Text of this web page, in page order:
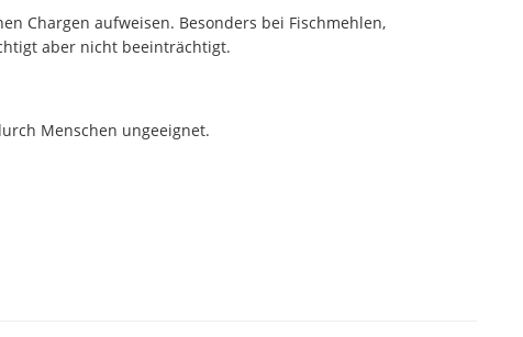
Chargen aufweisen. Besonders bei Fischmehlen,
aber nicht beeinträchtigt.
Menschen ungeeignet.